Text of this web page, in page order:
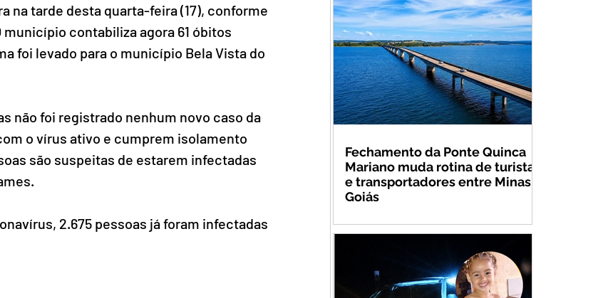
na tarde desta quarta-feira (17), conforme
contabiliza agora 61 óbitos
foi levado para o município Bela Vista do
não foi registrado nenhum novo caso da
o vírus ativo e cumprem isolamento
são suspeitas de estarem infectadas
2.675 pessoas já foram infectadas
Fechamento da Ponte Quinca
Mariano muda rotina de turistas
e transportadores entre Minas e
Goiás